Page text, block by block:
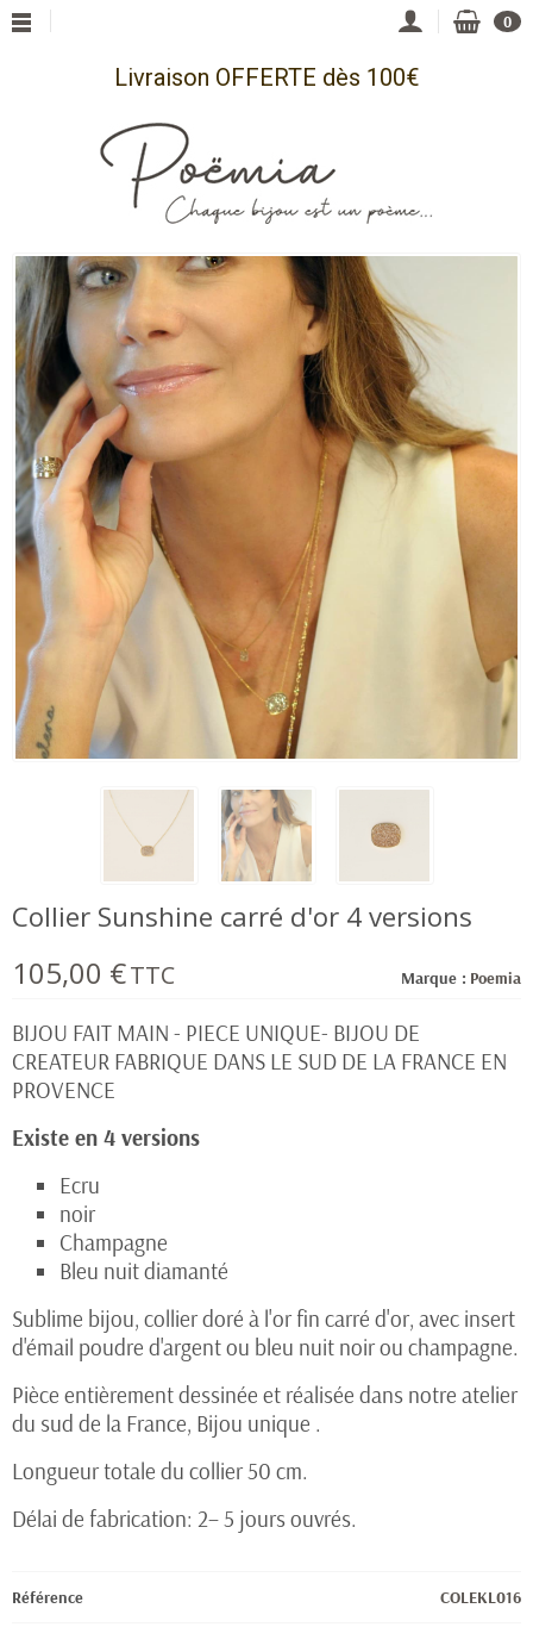
Livraison OFFERTE dès 100€
0
Collier Sunshine carré d'or 4 versions
Marque : Poemia
105,00 €TTC
BIJOU FAIT MAIN - PIECE UNIQUE- BIJOU DE
CREATEUR FABRIQUE DANS LE SUD DE LA FRANCE EN
PROVENCE
Existe en 4 versions
Ecru
noir
Champagne
Bleu nuit diamanté
Sublime bijou, collier doré à l'or fin carré d'or, avec insert
d'émail poudre d'argent ou bleu nuit noir ou champagne.
Pièce entièrement dessinée et réalisée dans notre atelier
du sud de la France, Bijou unique .
Longueur totale du collier 50 cm.
Délai de fabrication: 2– 5 jours ouvrés.
Référence COLEKL016